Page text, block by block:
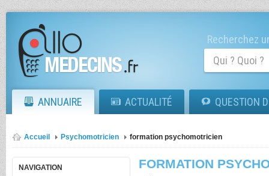
Recherchez
ANNUAIRE ACTUALITÉ QUESTION
Accueil Psychomotricien formation psychomotricien
NAVIGATION FORMATION